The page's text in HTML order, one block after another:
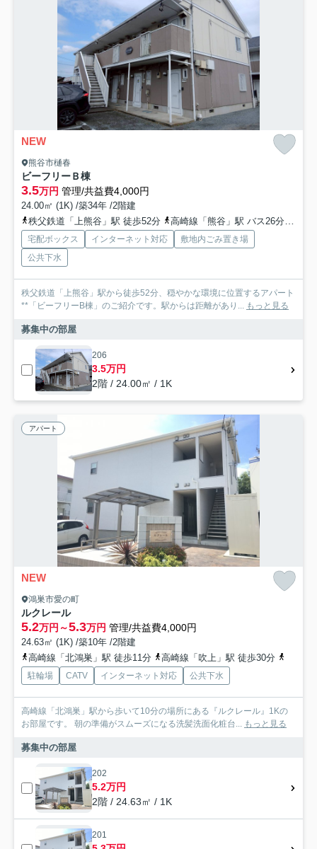
NEW
熊谷市樋春
ビーフリーＢ棟
3.5万円 管理/共益費4,000円
24.00㎡ (1K) /築34年 /2階建
秩父鉄道「上熊谷」駅 徒歩52分
高崎線「熊谷」駅 バス26分 国際十王バス「農業教育センター」 停歩4分
宅配ボックス インターネット対応
敷地内ごみ置き場
公共下水
秩父鉄道「上熊谷」駅から徒歩52分、穏やかな環境に位置するアパート
**「ビーフリーB棟」のご紹介です。駅からは距離があり... もっと見る
募集中の部屋
206
3.5万円
2階 / 24.00㎡ / 1K
アパート
NEW
鴻巣市愛の町
ルクレール
5.2万円～5.3万円 管理/共益費4,000円
24.63㎡ (1K) /築10年 /2階建
高崎線「北鴻巣」駅 徒歩11分
高崎線「吹上」駅 徒歩30分
駐輪場 CATV インターネット対応 公共下水
高崎線「北鴻巣」駅から歩いて10分の場所にある『ルクレール』1Kの
お部屋です。 朝の準備がスムーズになる洗髪洗面化粧台... もっと見る
募集中の部屋
202
5.2万円
2階 / 24.63㎡ / 1K
201